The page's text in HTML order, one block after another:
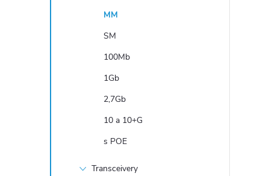
MM
SM
100Mb
1Gb
2,7Gb
10 a 10+G
s POE
Transceivery